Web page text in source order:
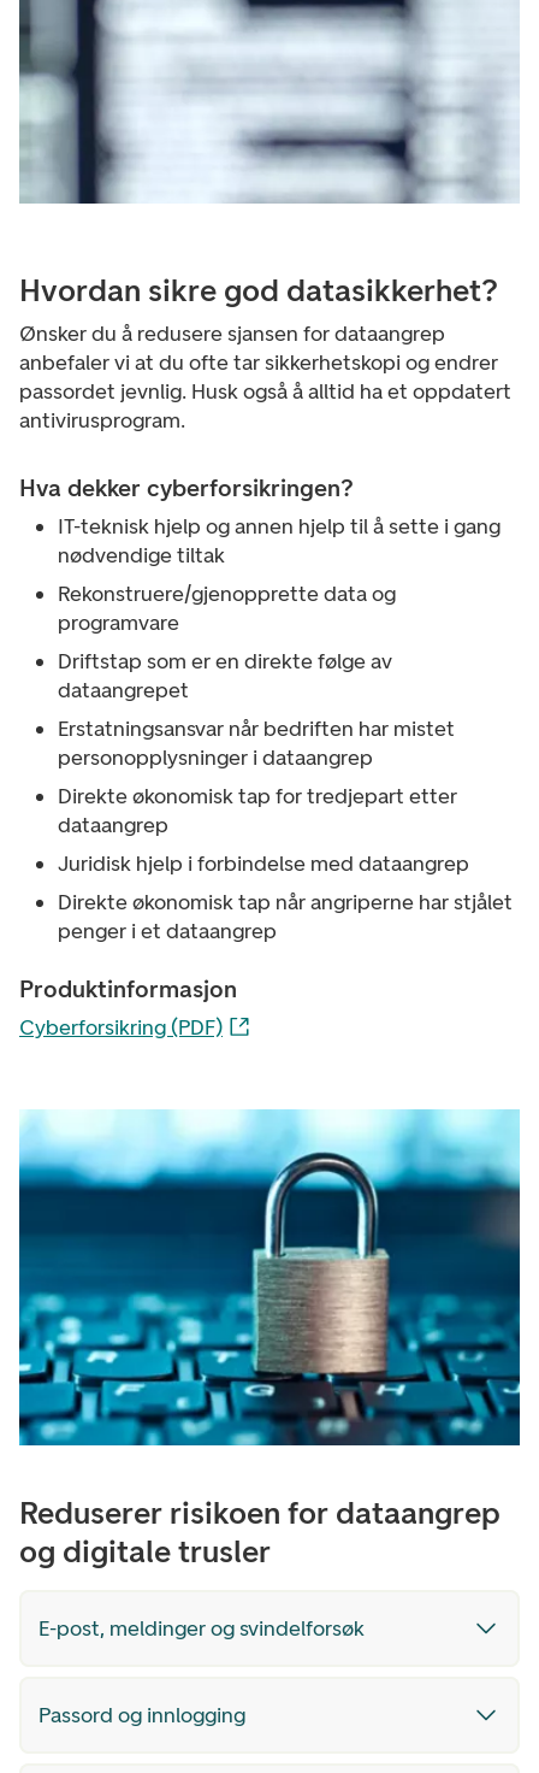
Hvordan sikre god datasikkerhet?
Ønsker du å redusere sjansen for dataangrep
anbefaler vi at du ofte tar sikkerhetskopi og endrer
passordet jevnlig. Husk også å alltid ha et oppdatert
antivirusprogram.
Hva dekker cyberforsikringen?
IT-teknisk hjelp og annen hjelp til å sette i gang
nødvendige tiltak
Rekonstruere/gjenopprette data og
programvare
Driftstap som er en direkte følge av
dataangrepet
Erstatningsansvar når bedriften har mistet
personopplysninger i dataangrep
Direkte økonomisk tap for tredjepart etter
dataangrep
Juridisk hjelp i forbindelse med dataangrep
Direkte økonomisk tap når angriperne har stjålet
penger i et dataangrep
Produktinformasjon
Cyberforsikring (PDF)
Reduserer risikoen for dataangrep
og digitale trusler
E-post, meldinger og svindelforsøk
Passord og innlogging